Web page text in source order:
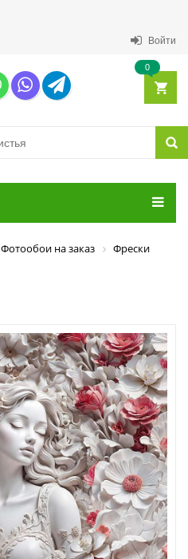
Войти
0
Фотообои на заказ
Фрески